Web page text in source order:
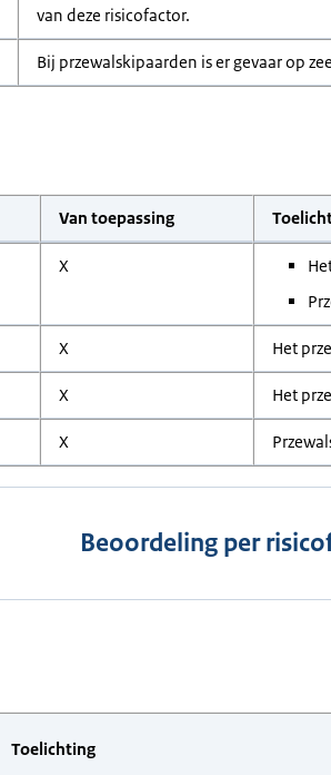
van deze risicofactor.
Bij przewalskipaarden is er gevaar op
Van toepassing
X
X Het
X Het
X
Beoordeling per
Toelichting